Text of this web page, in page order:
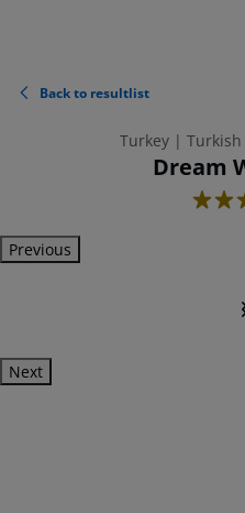
Back to resultlist
Turkey |
Dream
5
Previous
Next